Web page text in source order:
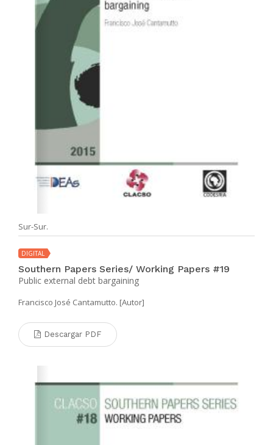
Sur-Sur.
DIGITAL
Southern Papers Series/ Working Papers #19
Public external debt bargaining
Francisco José Cantamutto. [Autor]
Descargar PDF